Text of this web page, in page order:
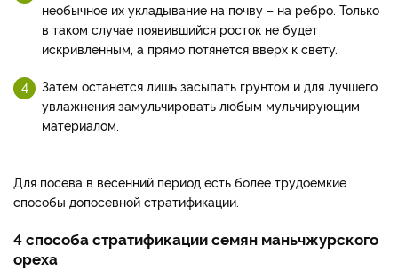
необычное их укладывание на почву – на ребро. Только
в таком случае появившийся росток не будет
искривленным, а прямо потянется вверх к свету.
Затем останется лишь засыпать грунтом и для лучшего
увлажнения замульчировать любым мульчирующим
материалом.
Для посева в весенний период есть более трудоемкие
способы допосевной стратификации.
4 способа стратификации семян маньчжурского
ореха